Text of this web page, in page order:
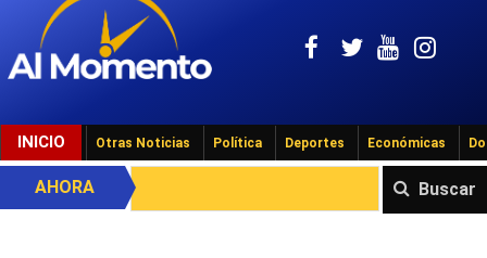
INICIO Otras Noticias Política Deportes Económicas
Buscar
AHORA